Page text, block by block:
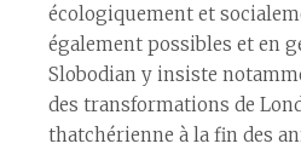
écologiquement et
également possibles et en
Slobodian y insiste
des transformations de
thatchérienne à la fin des